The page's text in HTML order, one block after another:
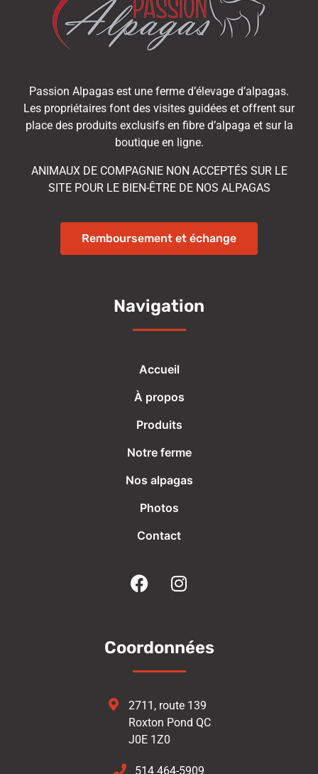
Passion Alpagas est une ferme d’élevage d’alpagas.
Les propriétaires font des visites guidées et offrent sur
place des produits exclusifs en fibre d’alpaga et sur la
boutique en ligne.
ANIMAUX DE COMPAGNIE NON ACCEPTÉS SUR LE
SITE POUR LE BIEN-ÊTRE DE NOS ALPAGAS
Remboursement et échange
Navigation
Accueil
À propos
Produits
Notre ferme
Nos alpagas
Photos
Contact
Coordonnées
2711, route 139
Roxton Pond QC
J0E 1Z0
514 464-5909